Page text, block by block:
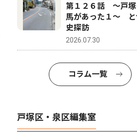
第１２６話 〜戸塚
馬があった１〜 と
史探訪
2026.07.30
コラム一覧
戸塚区・泉区編集室